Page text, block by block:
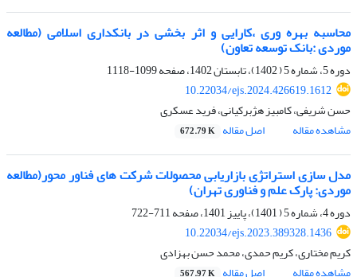
محاسبه بهره وری ،کارایی و اثر بخشی در بانکداری اسلامی (مطالعه
موردی :بانک توسعه تعاون)
دوره 5، شماره 5 ( 1402)، تابستان 1402، صفحه
1099-1118
10.22034/ejs.2024.426619.1612
حسن شریفی، کامبیز هژبرکیانی، فرید عسکری
مشاهده مقاله
اصل مقاله 672.79 K
مدل سازی استراتژی بازاریابی محصولات شرکت های فناور محور(مطالعه
موردی: پارک علم و فناوری تهران)
دوره 4، شماره 5 ( 1401)، پاییز 1401، صفحه
711-722
10.22034/ejs.2023.389328.1436
کریم مختاری، کریم حمدی، محمد حسن بهزادی